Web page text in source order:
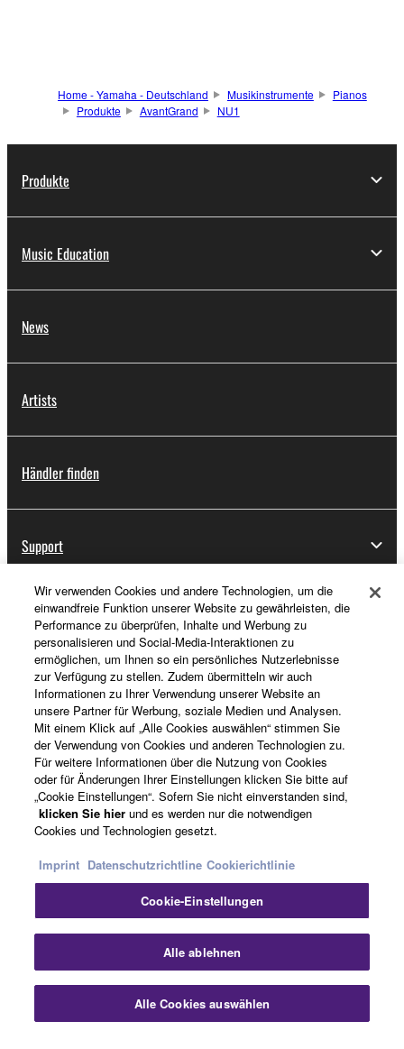
Home - Yamaha - Deutschland Musikinstrumente
Pianos
Produkte
AvantGrand NU1
Produkte
Music Education
News
Artists
Händler finden
Support
Registrierung von „Yamaha Music ID“
Über Yamaha
Deutschland - German
Business
KontaktNutzungsbedingungenDatenschutzerklärung
CookierichtlinieImpressum
Wir verwenden Cookies und andere Technologien, um die
einwandfreie Funktion unserer Website zu gewährleisten, die
Performance zu überprüfen, Inhalte und Werbung zu
personalisieren und Social-Media-Interaktionen zu
ermöglichen, um Ihnen so ein persönliches Nutzerlebnisse
zur Verfügung zu stellen. Zudem übermitteln wir auch
Informationen zu Ihrer Verwendung unserer Website an
unsere Partner für Werbung, soziale Medien und Analysen.
Mit einem Klick auf „Alle Cookies auswählen“ stimmen Sie
der Verwendung von Cookies und anderen Technologien zu.
Für weitere Informationen über die Nutzung von Cookies
oder für Änderungen Ihrer Einstellungen klicken Sie bitte auf
„Cookie Einstellungen“. Sofern Sie nicht einverstanden sind,
klicken Sie hier und es werden nur die notwendigen
Cookies und Technologien gesetzt.
Imprint Datenschutzrichtline Cookierichtlinie
Cookie-Einstellungen
Alle ablehnen
Alle Cookies auswählen